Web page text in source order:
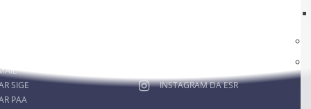
SIGE
PAA
INSTAGRAM DA ESR